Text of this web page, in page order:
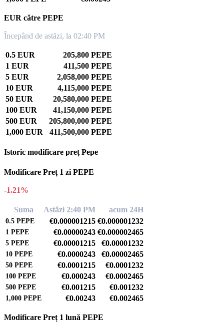
EUR către PEPE
Începând de astăzi, la 02:40 PM
0.5 EUR
205,800 PEPE
1 EUR
411,500 PEPE
5 EUR
2,058,000 PEPE
10 EUR
4,115,000 PEPE
50 EUR
20,580,000 PEPE
100 EUR
41,150,000 PEPE
500 EUR
205,800,000 PEPE
1,000 EUR
411,500,000 PEPE
Istoric modificare preț Pepe
Modificare Preț 1 zi PEPE
-1.21%
Suma Astăzi 2:40 PM acum 24H
0.5 PEPE €0.000001215 €0.000001232
1 PEPE €0.00000243 €0.000002465
5 PEPE €0.00001215 €0.00001232
10 PEPE €0.0000243 €0.00002465
50 PEPE €0.0001215 €0.0001232
100 PEPE €0.000243 €0.0002465
500 PEPE €0.001215 €0.001232
1,000 PEPE €0.00243 €0.002465
Modificare Preț 1 lună PEPE